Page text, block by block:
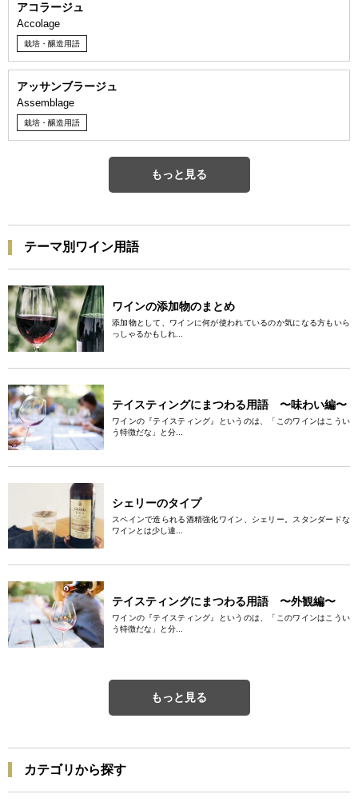
アコラージュ
Accolage
栽培・醸造用語
アッサンブラージュ
Assemblage
栽培・醸造用語
もっと見る
テーマ別ワイン用語
ワインの添加物のまとめ
添加物として、ワインに何が使われているのか気になる方もいら
っしゃるかもしれ...
テイスティングにまつわる用語 〜味わい編〜
ワインの『テイスティング』というのは、「このワインはこうい
う特徴だな」と分...
シェリーのタイプ
スペインで造られる酒精強化ワイン、シェリー。スタンダードな
ワインとは少し違...
テイスティングにまつわる用語 〜外観編〜
ワインの『テイスティング』というのは、「このワインはこうい
う特徴だな」と分...
もっと見る
カテゴリから探す